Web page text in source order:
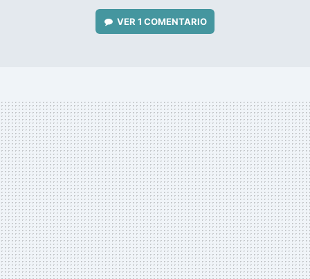
VER 1 COMENTARIO